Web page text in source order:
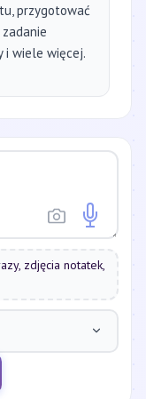
przygotować
i wiele więcej.
zdjęcia notatek,